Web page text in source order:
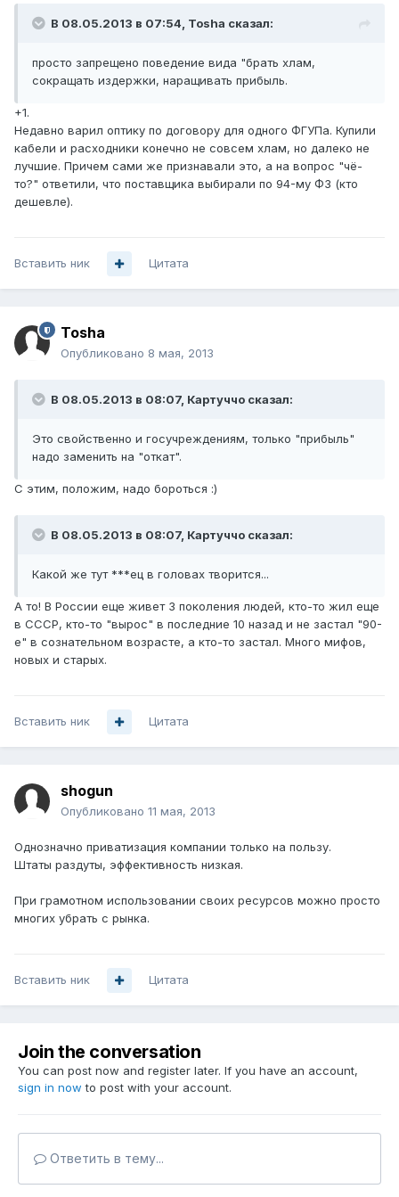
В 08.05.2013 в 07:54, Tosha сказал:
просто запрещено поведение вида "брать хлам,
сокращать издержки, наращивать прибыль.
+1.
Недавно варил оптику по договору для одного ФГУПа. Купили
кабели и расходники конечно не совсем хлам, но далеко не
лучшие. Причем сами же признавали это, а на вопрос "чё-
то?" ответили, что поставщика выбирали по 94-му ФЗ (кто
дешевле).
Вставить ник Цитата
Tosha
Опубликовано 8 мая, 2013
В 08.05.2013 в 08:07, Картуччо сказал:
Это свойственно и госучреждениям, только "прибыль"
надо заменить на "откат".
С этим, положим, надо бороться :)
В 08.05.2013 в 08:07, Картуччо сказал:
Какой же тут ***ец в головах творится...
А то! В России еще живет 3 поколения людей, кто-то жил еще
в СССР, кто-то "вырос" в последние 10 назад и не застал "90-
е" в сознательном возрасте, а кто-то застал. Много мифов,
новых и старых.
Вставить ник Цитата
shogun
Опубликовано 11 мая, 2013
Однозначно приватизация компании только на пользу.
Штаты раздуты, эффективность низкая.
При грамотном использовании своих ресурсов можно просто
многих убрать с рынка.
Вставить ник Цитата
Join the conversation
You can post now and register later. If you have an account,
sign in now to post with your account.
Ответить в тему...